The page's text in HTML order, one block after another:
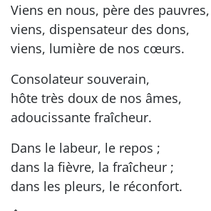
Viens en nous, père des pauvres,
viens, dispensateur des dons,
viens, lumière de nos cœurs.
Consolateur souverain,
hôte très doux de nos âmes,
adoucissante fraîcheur.
Dans le labeur, le repos ;
dans la fièvre, la fraîcheur ;
dans les pleurs, le réconfort.